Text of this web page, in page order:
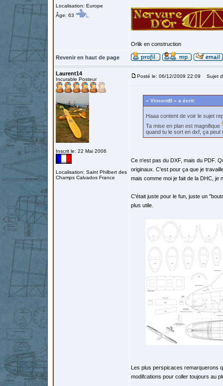
Localisation: Europe
Âge: 63
Orlik en construction
Revenir en haut de page
Laurent14
Incurable Posteur
Inscrit le: 22 Mai 2006
Localisation: Saint Philbert des
Champs Calvados France
Posté le: 06/12/2009 22:09 Sujet
« VincentB » a écrit:
Haaa content de voir le sujet
Ta mise en plan est magnifique
quand tu le sort en dxf, ça
Ce n'est pas du DXF, mais du PDF.
originaux. C'est pour ça que je
mais comme moi je fait de la DHC, je
C'était juste pour le fun, juste un
plus utile.
Les plus perspicaces remarquerons
modifcations pour coller toujours au